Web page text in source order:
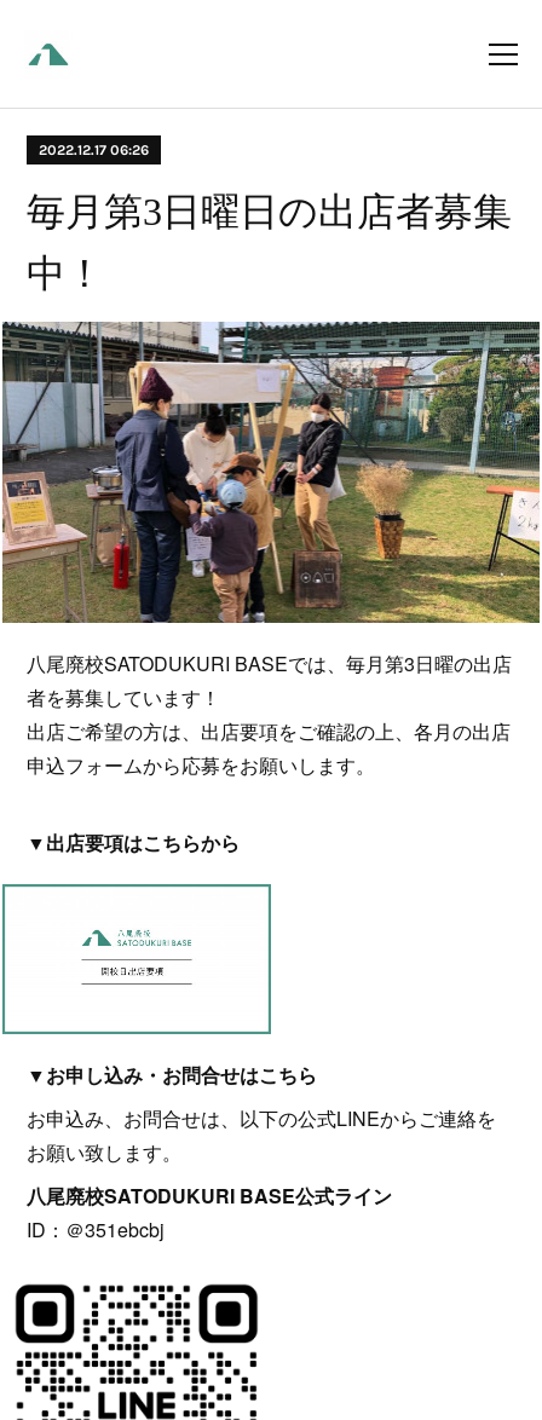
2022.12.17 06:26
毎月第3日曜日の出店者募集
中！
八尾廃校SATODUKURI BASEでは、毎月第3日曜の出店
者を募集しています！
出店ご希望の方は、出店要項をご確認の上、各月の出店
申込フォームから応募をお願いします。
▼出店要項はこちらから
▼お申し込み・お問合せはこちら
お申込み、お問合せは、以下の公式LINEからご連絡を
お願い致します。
八尾廃校SATODUKURI BASE公式ライン
ID：＠351ebcbj